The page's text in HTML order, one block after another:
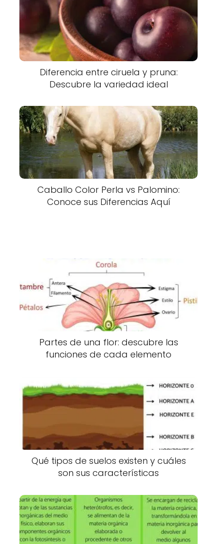
Diferencia entre ciruela y pruna:
Descubre la variedad ideal
Caballo Color Perla vs Palomino:
Conoce sus Diferencias Aquí
Partes de una flor: descubre las
funciones de cada elemento
Qué tipos de suelos existen y cuáles
son sus características